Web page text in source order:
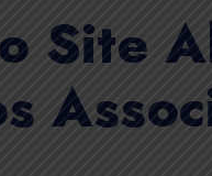
Site